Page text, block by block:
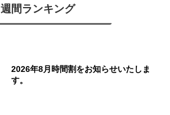
週間ランキング
2026年8月時間割をお知らせいたしま
す。